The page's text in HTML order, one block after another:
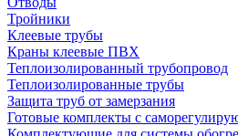
Тройники
Клеевые трубы
Краны клеевые ПВХ
Теплоизолированный трубопровод
Теплоизолированные трубы
Защита труб от замерзания
Готовые комплекты с